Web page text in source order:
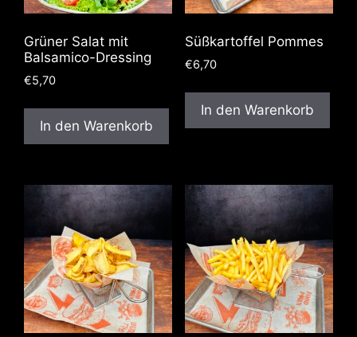
Grüner Salat mit
Balsamico-Dressing
€5,70
In den Warenkorb
Süßkartoffel Pommes
€6,70
In den Warenkorb